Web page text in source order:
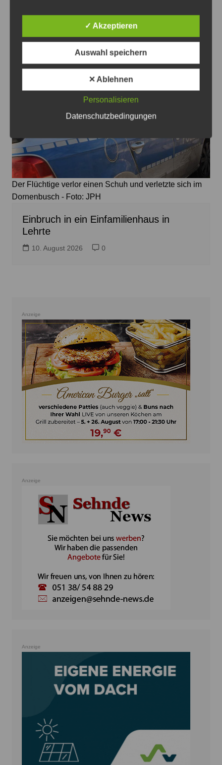
Der Flüchtige verlor einen Schuh und verletzte sich im
Dornenbusch - Foto: JPH
Einbruch in ein Einfamilienhaus in
Lehrte
10. August 2026 0
Anzeige
Anzeige
Anzeige
✓ Akzeptieren
Auswahl speichern
✕ Ablehnen
Personalisieren
Datenschutzbedingungen